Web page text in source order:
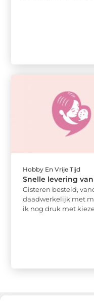
Hobby En Vrije Tijd
Snelle levering
Gisteren besteld,
daadwerkelijk met
ik nog druk met